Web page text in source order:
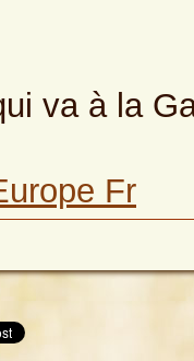
va à la
Fr